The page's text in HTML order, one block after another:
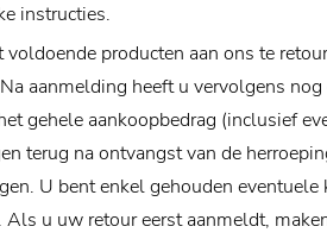
instructies.
producten aan ons te
aanmelding heeft u vervolgens
gehele aankoopbedrag (inclusief
terug na ontvangst van de
U bent enkel gehouden
u uw retour eerst aanmeldt,